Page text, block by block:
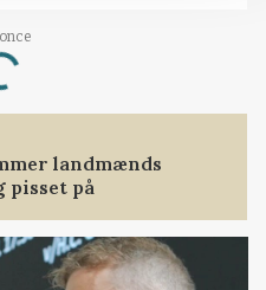
landmænds
pisset på